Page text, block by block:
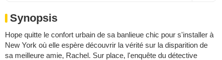
Synopsis
Hope quitte le confort urbain de sa banlieue chic pour s'installer à
New York où elle espère découvrir la vérité sur la disparition de
sa meilleure amie, Rachel. Sur place, l'enquête du détective